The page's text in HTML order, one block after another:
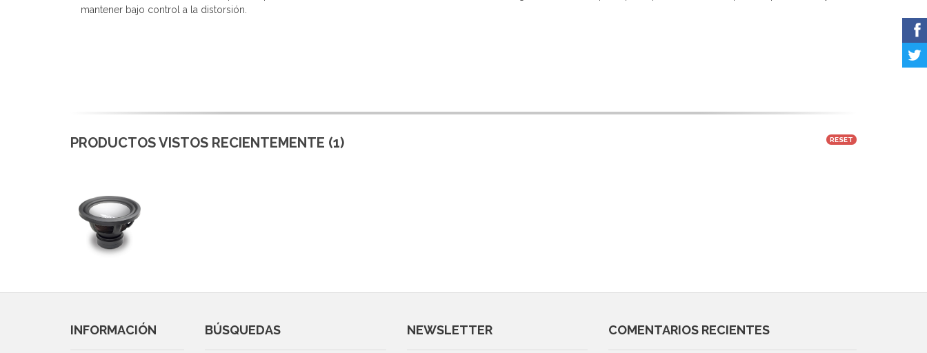
mantener bajo control a la distorsión.
PRODUCTOS VISTOS RECIENTEMENTE (1) RESET
INFORMACIÓN BÚSQUEDAS NEWSLETTER COMENTARIOS RECIENTES